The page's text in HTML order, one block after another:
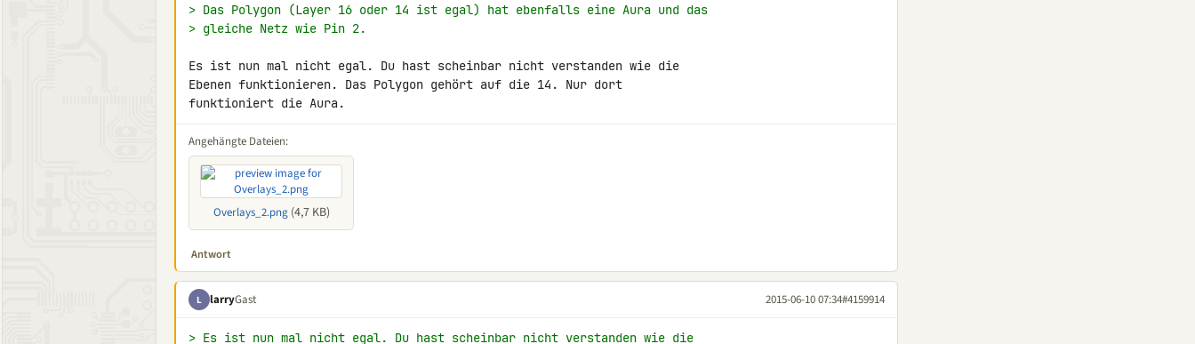
> Das Polygon (Layer 16 oder 14 ist egal) hat ebenfalls eine Aura und das
> gleiche Netz wie Pin 2.
Es ist nun mal nicht egal. Du hast scheinbar nicht verstanden wie die
Ebenen funktionieren. Das Polygon gehört auf die 14. Nur dort
funktioniert die Aura.
Angehängte Dateien:
Overlays_2.png(4,7 KB)
Antwort
L larryGast 2015-06-10 07:34#4159914
> Es ist nun mal nicht egal. Du hast scheinbar nicht verstanden wie die